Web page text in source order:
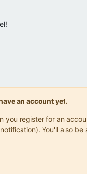
an account yet.
register for an
You'll also